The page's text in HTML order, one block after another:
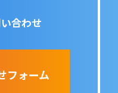
合わせ
フォーム